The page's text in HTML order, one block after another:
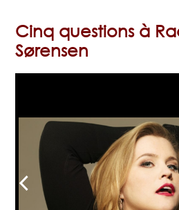
Cinq questions à
Sørensen
arrow_back_ios